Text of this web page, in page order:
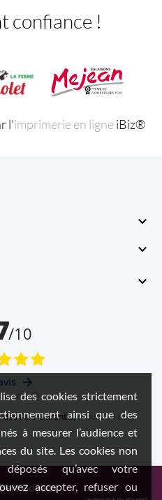
des cookies strictement
ainsi que des
à mesurer l’audience et
du site. Les cookies non
qu’avec votre
accepter, refuser ou
confiance !
l'imprimerie en ligneiBiz®



des Avis Garantis,cliquez ici pour
Boyaux